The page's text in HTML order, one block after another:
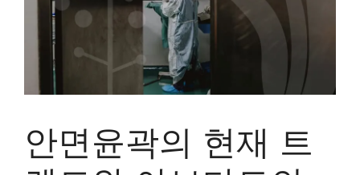
안면윤곽의 현재 트